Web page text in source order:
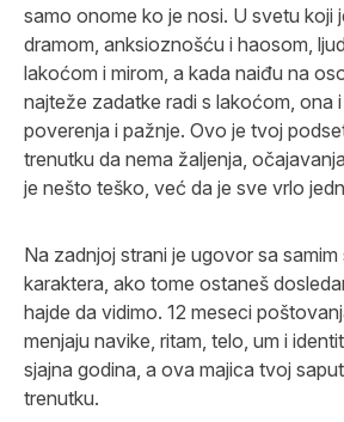
samo onome ko je nosi. U svetu koji
dramom, anksioznošću i haosom,
lakoćom i mirom, a kada naiđu na
najteže zadatke radi s lakoćom, ona
poverenja i pažnje. Ovo je tvoj
trenutku da nema žaljenja,
je nešto teško, već da je sve vrlo
Na zadnjoj strani je ugovor sa
karaktera, ako tome ostaneš
hajde da vidimo. 12 meseci
menjaju navike, ritam, telo, um i
sjajna godina, a ova majica tvoj
trenutku.